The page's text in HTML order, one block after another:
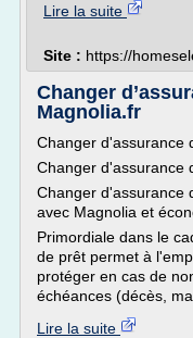
Lire la suite
Site : https://
Changer
Magnolia.fr
Changer d'assurance
Changer d'assurance
Changer d'assurance
avec Magnolia et
Primordiale dans le
de prêt permet à
protéger en cas de
échéances (décès,
Lire la suite